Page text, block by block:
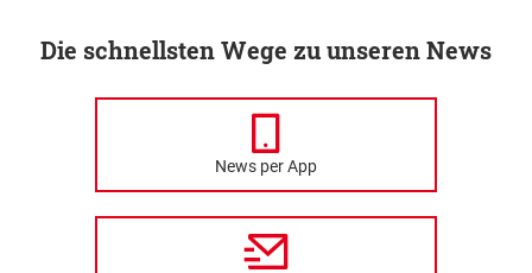
Die schnellsten Wege zu unseren News
News per App